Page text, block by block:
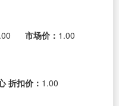
市场价： 1.00
折扣价： 1.00